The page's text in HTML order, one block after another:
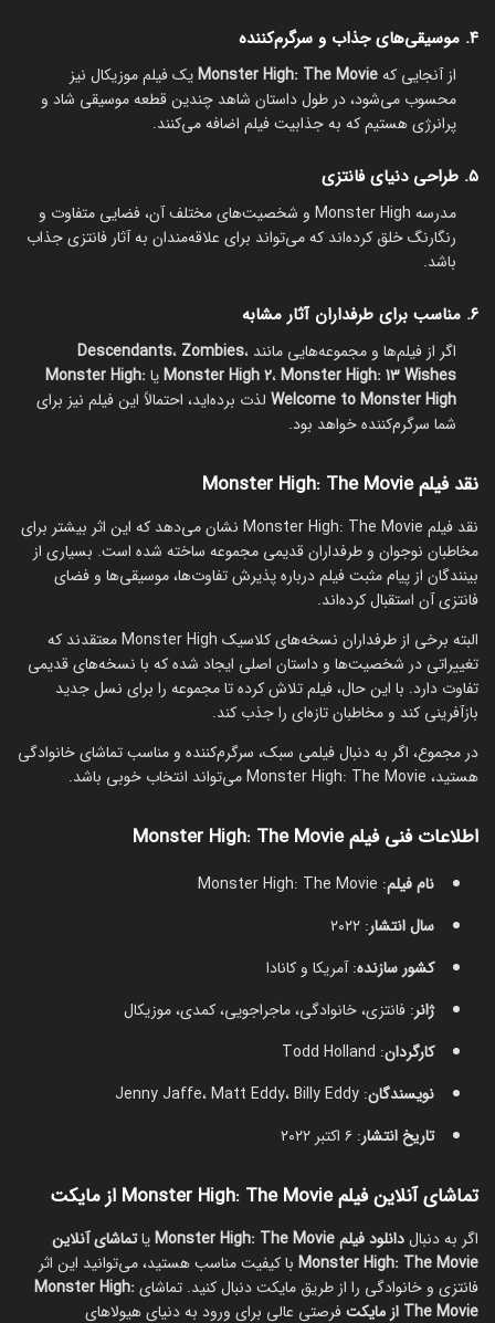
۴. موسیقی‌های جذاب و سرگرم‌کننده
از آنجایی کهMonster High: The Movieیک فیلم موزیکال نیز
محسوب می‌شود، در طول داستان شاهد چندین قطعه موسیقی شاد و
پرانرژی هستیم که به جذابیت فیلم اضافه می‌کنند.
۵. طراحی دنیای فانتزی
مدرسه Monster High و شخصیت‌های مختلف آن، فضایی متفاوت و
رنگارنگ خلق کرده‌اند که می‌تواند برای علاقه‌مندان به آثار فانتزی جذاب
باشد.
۶. مناسب برای طرفداران آثار مشابه
اگر از فیلم‌ها و مجموعه‌هایی مانند Descendants، Zombies،
Monster High 2،Monster High: 13 Wishes یاMonster High:
Welcome to Monster High لذت برده‌اید، احتمالاً این فیلم نیز برای
شما سرگرم‌کننده خواهد بود.
نقد فیلم Monster High: The Movie
نقد فیلم Monster High: The Movie نشان می‌دهد که این اثر بیشتر برای
مخاطبان نوجوان و طرفداران قدیمی مجموعه ساخته شده است. بسیاری از
بینندگان از پیام مثبت فیلم درباره پذیرش تفاوت‌ها، موسیقی‌ها و فضای
فانتزی آن استقبال کرده‌اند.
البته برخی از طرفداران نسخه‌های کلاسیک Monster High معتقدند که
تغییراتی در شخصیت‌ها و داستان اصلی ایجاد شده که با نسخه‌های قدیمی
تفاوت دارد. با این حال، فیلم تلاش کرده تا مجموعه را برای نسل جدید
بازآفرینی کند و مخاطبان تازه‌ای را جذب کند.
در مجموع، اگر به دنبال فیلمی سبک، سرگرم‌کننده و مناسب تماشای خانوادگی
هستید، Monster High: The Movie می‌تواند انتخاب خوبی باشد.
اطلاعات فنی فیلم Monster High: The Movie
نام فیلم: Monster High: The Movie
سال انتشار: ۲۰۲۲
کشور سازنده: آمریکا و کانادا
ژانر: فانتزی، خانوادگی، ماجراجویی، کمدی، موزیکال
کارگردان: Todd Holland
نویسندگان: Jenny Jaffe، Matt Eddy، Billy Eddy
تاریخ انتشار: ۶ اکتبر ۲۰۲۲
تماشای آنلاین فیلم Monster High: The Movie از مایکت
اگر به دنبالدانلود فیلم Monster High: The Movie یاتماشای آنلاین
Monster High: The Movie با کیفیت مناسب هستید، می‌توانید این اثر
فانتزی و خانوادگی را از طریق مایکت دنبال کنید. تماشایMonster High:
The Movie از مایکت
فرصتی عالی برای ورود به دنیای هیولاهای